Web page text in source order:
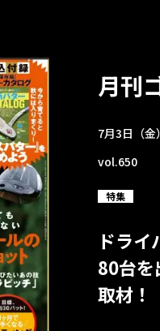
月刊
7月3日（金
vol.650
特集
ドライ
80台を
取材！